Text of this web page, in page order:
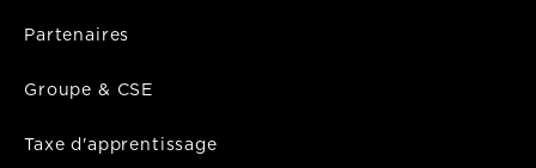
Partenaires
Groupe & CSE
Taxe d'apprentissage